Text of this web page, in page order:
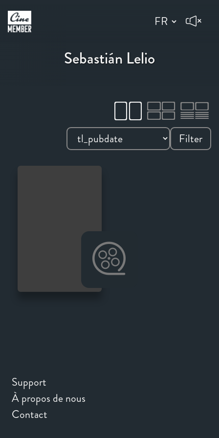
Sebastián Lelio
Filter
Support
À propos de nous
Contact